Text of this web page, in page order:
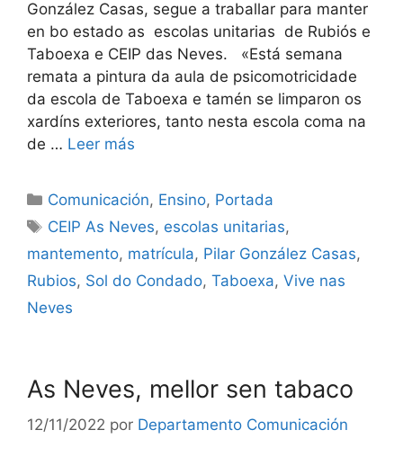
González Casas, segue a traballar para manter
en bo estado as escolas unitarias de Rubiós e
Taboexa e CEIP das Neves. «Está semana
remata a pintura da aula de psicomotricidade
da escola de Taboexa e tamén se limparon os
xardíns exteriores, tanto nesta escola coma na
de … Leer más
Comunicación, Ensino, Portada
CEIP As Neves, escolas unitarias,
mantemento, matrícula, Pilar González Casas,
Rubios, Sol do Condado, Taboexa, Vive nas
Neves
As Neves, mellor sen tabaco
12/11/2022 por Departamento Comunicación